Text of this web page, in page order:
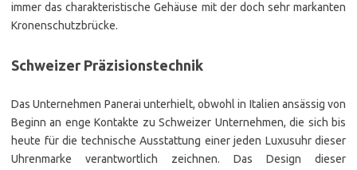
immer das charakteristische Gehäuse mit der doch sehr markanten
Kronenschutzbrücke.
Schweizer Präzisionstechnik
Das Unternehmen Panerai unterhielt, obwohl in Italien ansässig von
Beginn an enge Kontakte zu Schweizer Unternehmen, die sich bis
heute für die technische Ausstattung einer jeden Luxusuhr dieser
Uhrenmarke verantwortlich zeichnen. Das Design dieser